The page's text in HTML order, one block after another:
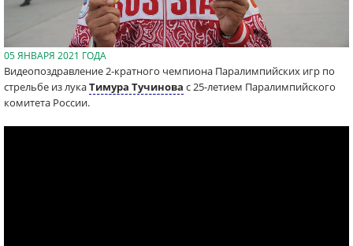
05 ЯНВАРЯ 2021 ГОДА
Видеопоздравление 2-кратного чемпиона Паралимпийских игр по
стрельбе из лукаТимура Тучинова с 25-летием Паралимпийского
комитета России.